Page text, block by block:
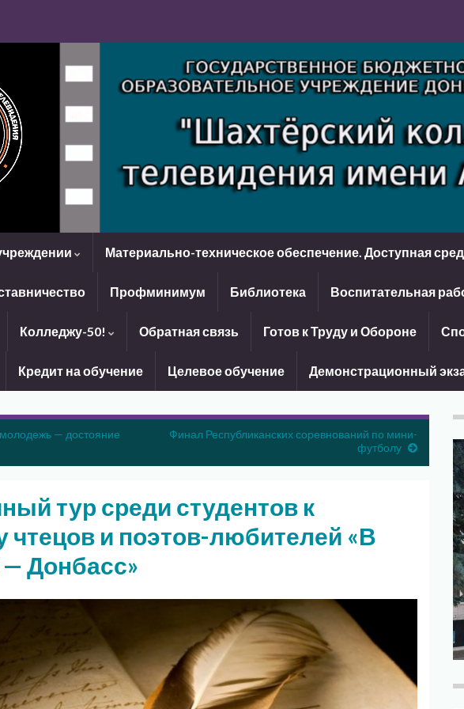
Материально-техническое обеспечение. Доступная
Профминимум Библиотека Воспитательная
Колледжу-50! Обратная связь Готов к Труду и Обороне
Кредит на обучение Целевое обучение Демонстрационный
— достояние
Финал Республиканских соревнований по мини-
футболу
тур среди студентов к
чтецов и поэтов-любителей «В
Донбасс»